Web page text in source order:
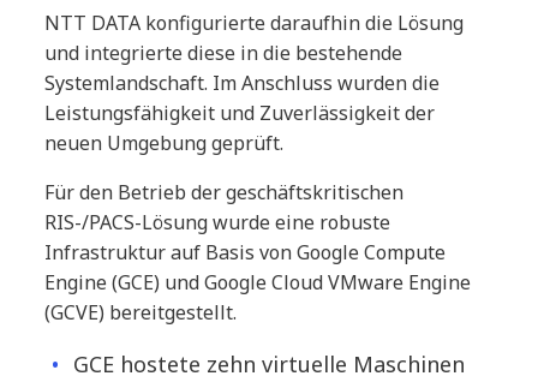
NTT DATA konfigurierte daraufhin die Lösung
und integrierte diese in die bestehende
Systemlandschaft. Im Anschluss wurden die
Leistungsfähigkeit und Zuverlässigkeit der
neuen Umgebung geprüft.
Für den Betrieb der geschäftskritischen
RIS-/PACS-Lösung wurde eine robuste
Infrastruktur auf Basis von Google Compute
Engine (GCE) und Google Cloud VMware Engine
(GCVE) bereitgestellt.
GCE hostete zehn virtuelle Maschinen